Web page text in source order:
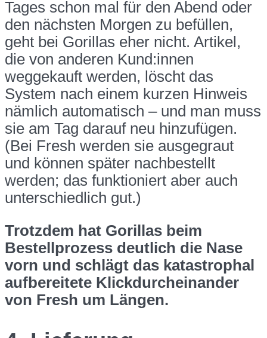
Tages schon mal für den Abend oder
den nächsten Morgen zu befüllen,
geht bei Gorillas eher nicht. Artikel,
die von anderen Kund:innen
weggekauft werden, löscht das
System nach einem kurzen Hinweis
nämlich automatisch – und man muss
sie am Tag darauf neu hinzufügen.
(Bei Fresh werden sie ausgegraut
und können später nachbestellt
werden; das funktioniert aber auch
unterschiedlich gut.)
Trotzdem hat Gorillas beim
Bestellprozess deutlich die Nase
vorn und schlägt das katastrophal
aufbereitete Klickdurcheinander
von Fresh um Längen.